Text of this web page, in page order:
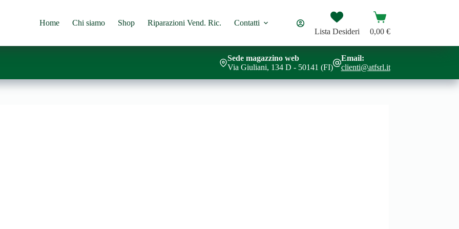
Home Chi siamo Shop Riparazioni Vend. Ric.
Contatti
Lista Desideri
Carrello
0,00 €
Sede magazzino web
Via Giuliani, 134 D - 50141 (FI)
Email:
clienti@atfsrl.it